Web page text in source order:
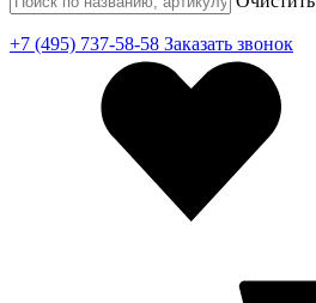
+7 (495) 737-58-58 Заказать звонок